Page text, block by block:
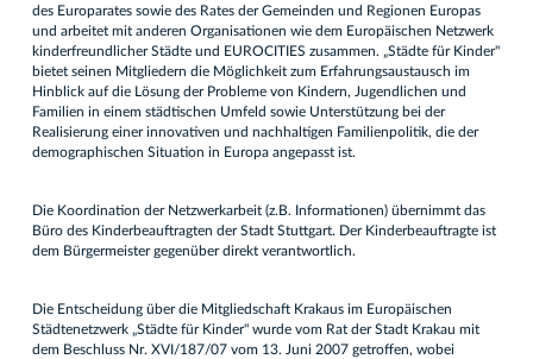
des Europarates sowie des Rates der Gemeinden und Regionen Europas
und arbeitet mit anderen Organisationen wie dem Europäischen Netzwerk
kinderfreundlicher Städte und EUROCITIES zusammen. „Städte für Kinder"
bietet seinen Mitgliedern die Möglichkeit zum Erfahrungsaustausch im
Hinblick auf die Lösung der Probleme von Kindern, Jugendlichen und
Familien in einem städtischen Umfeld sowie Unterstützung bei der
Realisierung einer innovativen und nachhaltigen Familienpolitik, die der
demographischen Situation in Europa angepasst ist.
Die Koordination der Netzwerkarbeit (z.B. Informationen) übernimmt das
Büro des Kinderbeauftragten der Stadt Stuttgart. Der Kinderbeauftragte ist
dem Bürgermeister gegenüber direkt verantwortlich.
Die Entscheidung über die Mitgliedschaft Krakaus im Europäischen
Städtenetzwerk „Städte für Kinder" wurde vom Rat der Stadt Krakau mit
dem Beschluss Nr. XVI/187/07 vom 13. Juni 2007 getroffen, wobei